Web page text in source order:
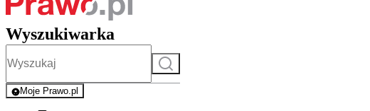
Wyszukiwarka
Szukaj
Moje Prawo.pl
- rejestracja i logowanie do serwisu